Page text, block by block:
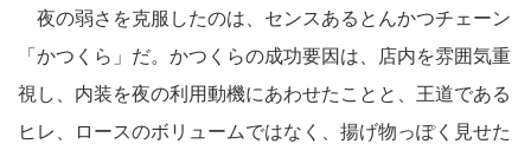
夜の弱さを克服したのは、センスあるとんかつチェーン
「かつくら」だ。かつくらの成功要因は、店内を雰囲気重
視し、内装を夜の利用動機にあわせたことと、王道である
ヒレ、ロースのボリュームではなく、揚げ物っぽく見せた